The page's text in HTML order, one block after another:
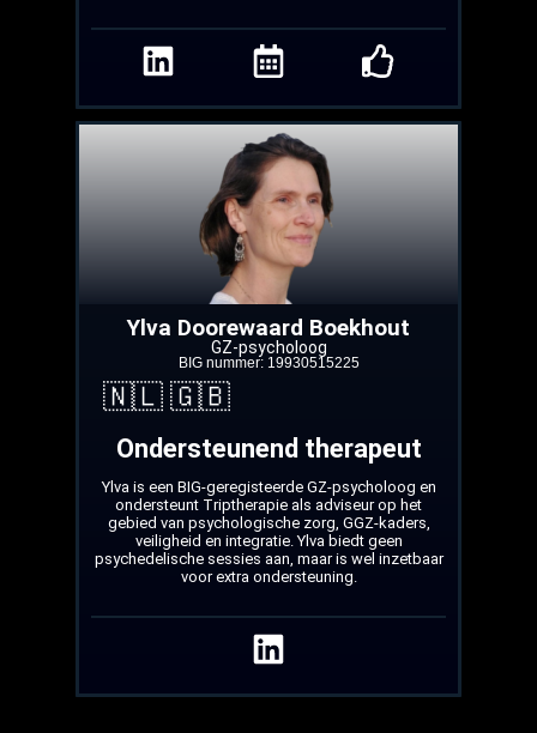
Ylva Doorewaard Boekhout
GZ-psycholoog
BIG nummer: 19930515225
🇳🇱 🇬🇧
Ondersteunend therapeut
Ylva is een BIG-geregisteerde GZ-psycholoog en
ondersteunt Triptherapie als adviseur op het
gebied van psychologische zorg, GGZ-kaders,
veiligheid en integratie. Ylva biedt geen
psychedelische sessies aan, maar is wel inzetbaar
voor extra ondersteuning.